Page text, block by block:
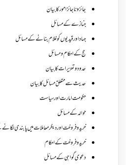
جائز و ناجائزامور کا بیان
جنازے کےمسائل
جہاد اور قیدیوں کو غلام بنانے کے مسائل
حج کے احکام ومسائل
حدود و تعزیرات کا بیان
حدیث سے متعلق مسائل کا بیان
حکومت امارت اور سیاست
حوالہ کے مسائل
خرید و فروخت اور دیگر معاملات میں پابندی
خرید و فروخت کے احکام
دعوی گواہی کے مسائل